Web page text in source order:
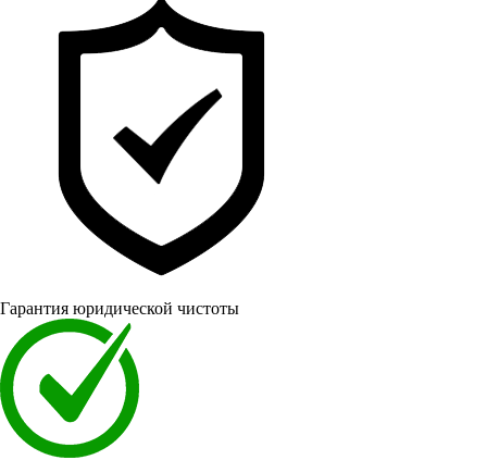
Гарантия юридической чистоты